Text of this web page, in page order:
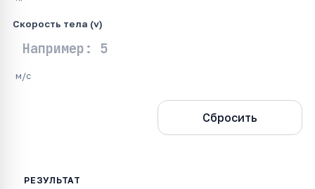
Скорость тела (v)
м/с
Сбросить